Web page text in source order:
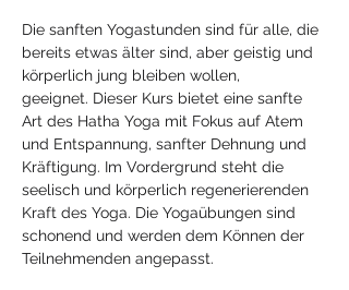
Die sanften Yogastunden sind für alle, die
bereits etwas älter sind, aber geistig und
körperlich jung bleiben wollen,
geeignet. Dieser Kurs bietet eine sanfte
Art des Hatha Yoga mit Fokus auf Atem
und Entspannung, sanfter Dehnung und
Kräftigung. Im Vordergrund steht die
seelisch und körperlich regenerierenden
Kraft des Yoga. Die Yogaübungen sind
schonend und werden dem Können der
Teilnehmenden angepasst.